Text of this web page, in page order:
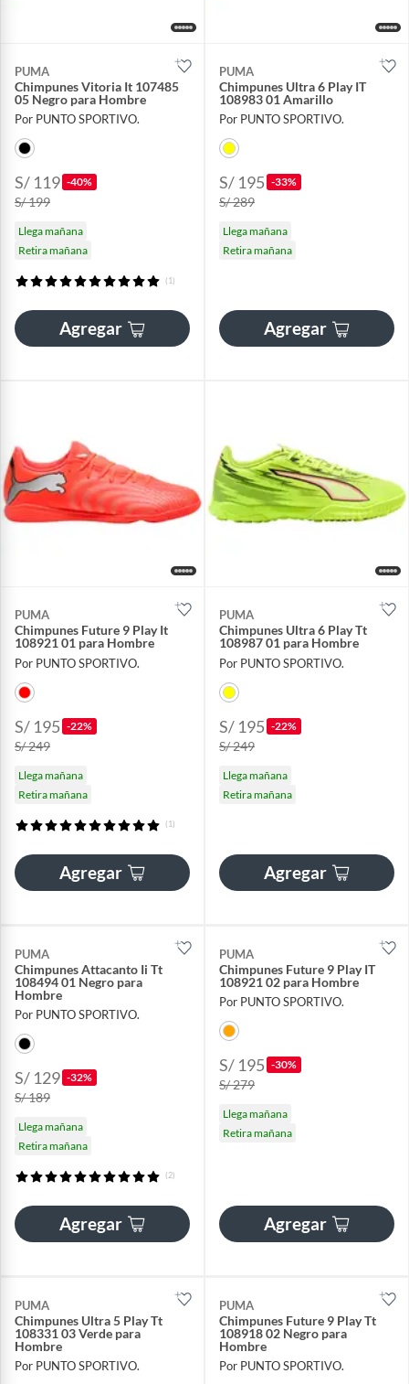
PUMA
Chimpunes Vitoria It 107485
05 Negro para Hombre
Por PUNTO SPORTIVO.
S/ 119 -40%
S/ 199
Llega mañana
Retira mañana
(1)
Agregar
PUMA
Chimpunes Ultra 6 Play IT
108983 01 Amarillo
Por PUNTO SPORTIVO.
S/ 195 -33%
S/ 289
Llega mañana
Retira mañana
Agregar
PUMA
Chimpunes Future 9 Play It
108921 01 para Hombre
Por PUNTO SPORTIVO.
S/ 195 -22%
S/ 249
Llega mañana
Retira mañana
(1)
Agregar
PUMA
Chimpunes Ultra 6 Play Tt
108987 01 para Hombre
Por PUNTO SPORTIVO.
S/ 195 -22%
S/ 249
Llega mañana
Retira mañana
Agregar
PUMA
Chimpunes Attacanto Ii Tt
108494 01 Negro para
Hombre
Por PUNTO SPORTIVO.
S/ 129 -32%
S/ 189
Llega mañana
Retira mañana
(2)
Agregar
PUMA
Chimpunes Future 9 Play IT
108921 02 para Hombre
Por PUNTO SPORTIVO.
S/ 195 -30%
S/ 279
Llega mañana
Retira mañana
Agregar
PUMA
Chimpunes Ultra 5 Play Tt
108331 03 Verde para
Hombre
Por PUNTO SPORTIVO.
PUMA
Chimpunes Future 9 Play Tt
108918 02 Negro para
Hombre
Por PUNTO SPORTIVO.